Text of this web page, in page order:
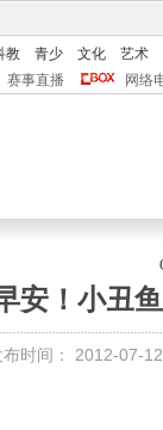
教 青少 文化
艺术
赛事直播 网络
安！小丑
布时间： 2012-07-